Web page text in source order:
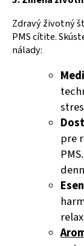
Zdravý životný
PMS cítite.
nálady:
pre